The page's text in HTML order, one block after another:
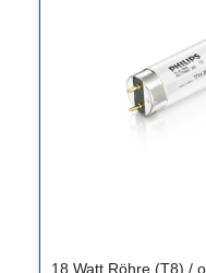
18 Watt Röhre (T8) /